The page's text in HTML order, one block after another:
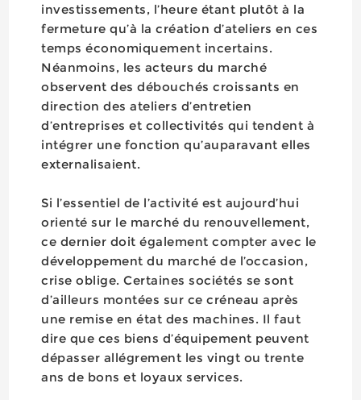
investissements, l’heure étant plutôt à la
fermeture qu’à la création d’ateliers en ces
temps économiquement incertains.
Néanmoins, les acteurs du marché
observent des débouchés croissants en
direction des ateliers d’entretien
d’entreprises et collectivités qui tendent à
intégrer une fonction qu’auparavant elles
externalisaient.
Si l’essentiel de l’activité est aujourd’hui
orienté sur le marché du renouvellement,
ce dernier doit également compter avec le
développement du marché de l’occasion,
crise oblige. Certaines sociétés se sont
d’ailleurs montées sur ce créneau après
une remise en état des machines. Il faut
dire que ces biens d’équipement peuvent
dépasser allégrement les vingt ou trente
ans de bons et loyaux services.